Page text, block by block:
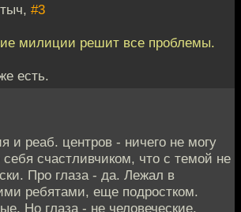
#3
милиции решит все проблемы.
есть.
и реаб. центров - ничего не могу
счастливчиком, что с темой не
Про глаза - да. Лежал в
ребятами, еще подростком.
Но глаза - не человеческие.